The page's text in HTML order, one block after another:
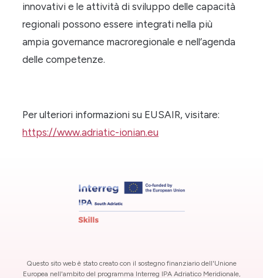
innovativi e le attività di sviluppo delle capacità
regionali possono essere integrati nella più
ampia governance macroregionale e nell’agenda
delle competenze.
Per ulteriori informazioni su EUSAIR, visitare:
https://www.adriatic-ionian.eu
Questo sito web è stato creato con il sostegno finanziario dell'Unione
Europea nell'ambito del programma Interreg IPA Adriatico Meridionale,